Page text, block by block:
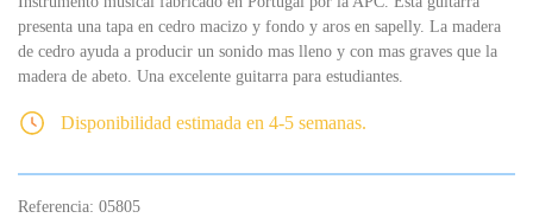
presenta una tapa en cedro macizo y fondo y aros en sapelly. La madera
de cedro ayuda a producir un sonido mas lleno y con mas graves que la
madera de abeto. Una excelente guitarra para estudiantes.
Disponibilidad estimada en 4-5 semanas.
Referencia: 05805